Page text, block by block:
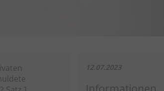
12.07.2023